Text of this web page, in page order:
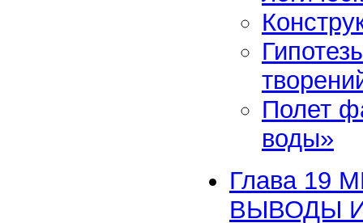
Полет
воды»
Глава
ВЫВОДЫ